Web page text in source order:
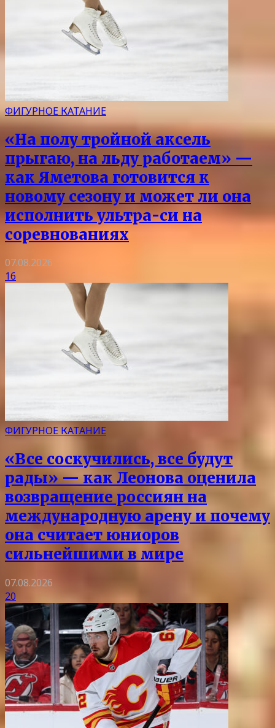
ФИГУРНОЕ КАТАНИЕ
«На полу тройной аксель
прыгаю, на льду работаем» —
как Яметова готовится к
новому сезону и может ли она
исполнить ультра-си на
соревнованиях
07.08.2026
16
ФИГУРНОЕ КАТАНИЕ
«Все соскучились, все будут
рады» — как Леонова оценила
возвращение россиян на
международную арену и почему
она считает юниоров
сильнейшими в мире
07.08.2026
20